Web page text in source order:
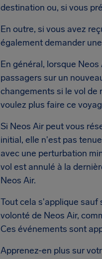
destination ou, si vous
En outre, si vous avez
également demander
En général, lorsque
passagers sur un
changements si le vol de
voulez plus faire ce
Si Neos Air peut vous
initial, elle n'est pas
avec une perturbation
vol est annulé à la
Neos Air.
Tout cela s'applique sauf
volonté de Neos Air,
Ces événements sont
Apprenez-en plus sur